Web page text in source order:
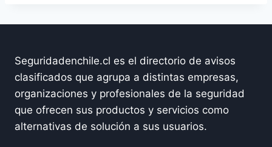
Seguridadenchile.cl es el directorio de avisos
clasificados que agrupa a distintas empresas,
organizaciones y profesionales de la seguridad
que ofrecen sus productos y servicios como
alternativas de solución a sus usuarios.